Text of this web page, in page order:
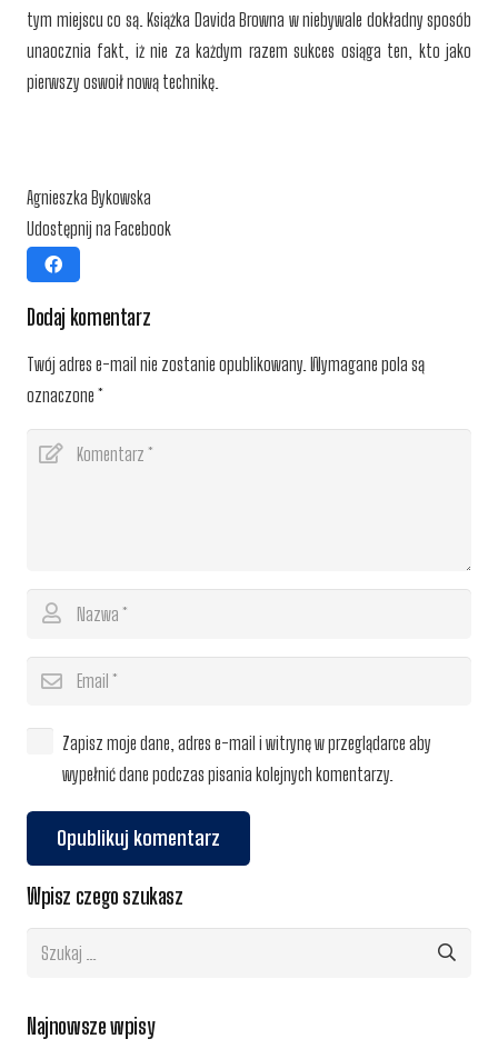
tym miejscu co są. Książka Davida Browna w niebywale dokładny sposób
unaocznia fakt, iż nie za każdym razem sukces osiąga ten, kto jako
pierwszy oswoił nową technikę.
Agnieszka Bykowska
Udostępnij na Facebook
Dodaj komentarz
Twój adres e-mail nie zostanie opublikowany. Wymagane pola są
oznaczone *
Zapisz moje dane, adres e-mail i witrynę w przeglądarce aby
wypełnić dane podczas pisania kolejnych komentarzy.
Opublikuj komentarz
Wpisz czego szukasz
Szukaj:
Najnowsze wpisy